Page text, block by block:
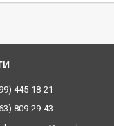
445-18-21
809-29-43